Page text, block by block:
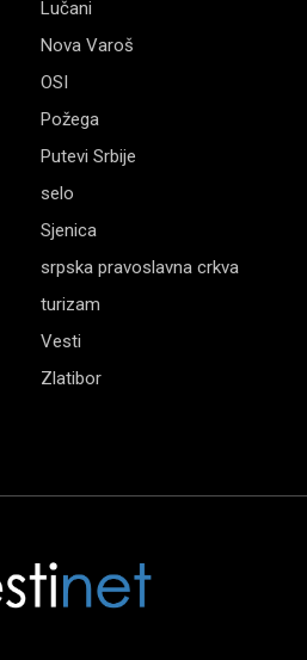
Lučani
Nova Varoš
OSI
Požega
Putevi Srbije
selo
Sjenica
srpska pravoslavna crkva
turizam
Vesti
Zlatibor